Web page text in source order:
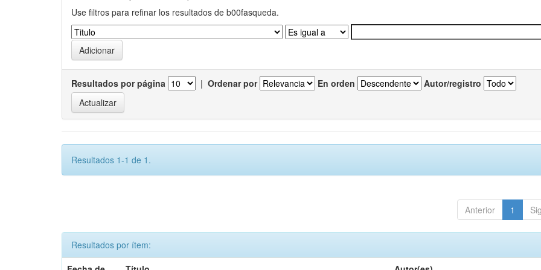
Use filtros para refinar los resultados de b00fasqueda.
Resultados por página | Ordenar por En orden Autor/registro
Resultados 1-1 de 1.
Anterior 1
Resultados por ítem: